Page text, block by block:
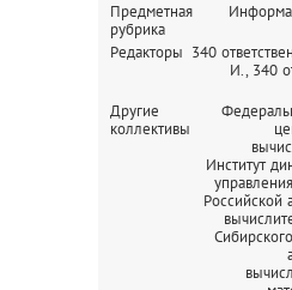
Предметная
рубрика
Редакторы 340
И., 340
Другие
коллективы
Институт
Российской